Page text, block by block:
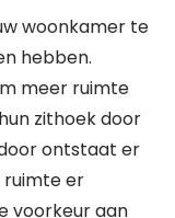
woonkamer te
hebben.
meer ruimte
zithoek door
ontstaat er
ruimte er
voorkeur aan